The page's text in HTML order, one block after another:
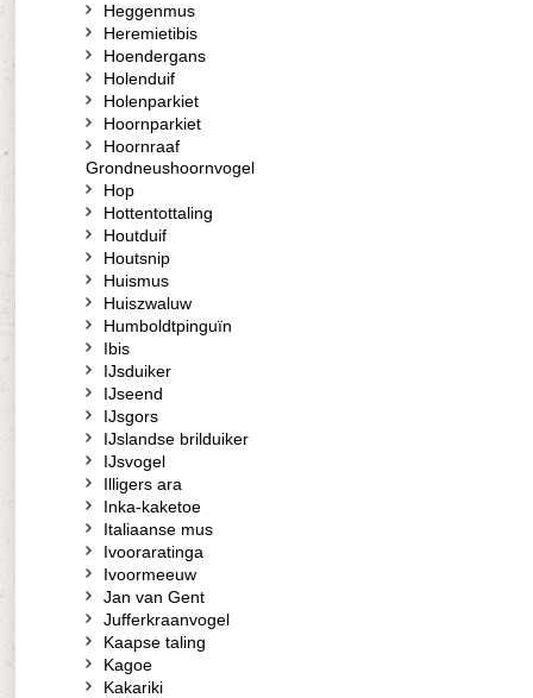
Heggenmus
Heremietibis
Hoendergans
Holenduif
Holenparkiet
Hoornparkiet
Hoornraaf
Grondneushoornvogel
Hop
Hottentottaling
Houtduif
Houtsnip
Huismus
Huiszwaluw
Humboldtpinguïn
Ibis
IJsduiker
IJseend
IJsgors
IJslandse brilduiker
IJsvogel
Illigers ara
Inka-kaketoe
Italiaanse mus
Ivooraratinga
Ivoormeeuw
Jan van Gent
Jufferkraanvogel
Kaapse taling
Kagoe
Kakariki